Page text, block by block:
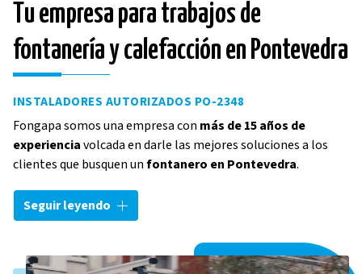
Tu empresa para trabajos de
fontanería y calefacción en Pontevedra
INSTALADORES AUTORIZADOS PO-2348
Fongapa somos una empresa con más de 15 años de
experienciavolcada en darle las mejores soluciones a los
clientes que busquen unfontanero en Pontevedra.
Realizamos toda clase de trabajos de
calefaccióna particulares y aseguradoras. Dentro de
nuestros trabajos de fontanería en Pontevedra, nos
encargamos de fontanería en general, desatascos,
Seguir leyendo